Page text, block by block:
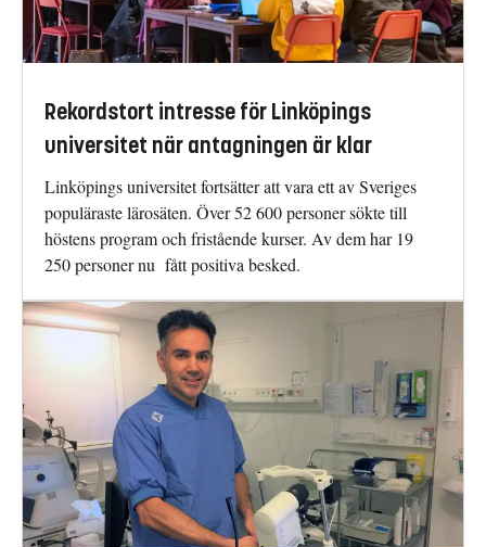
Rekordstort intresse för Linköpings
universitet när antagningen är klar
Linköpings universitet fortsätter att vara ett av Sveriges
populäraste lärosäten. Över 52 600 personer sökte till
höstens program och fristående kurser. Av dem har 19
250 personer nu fått positiva besked.